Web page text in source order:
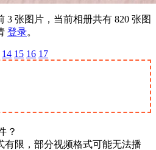
3 张图片，当前相册共有 820 张图
登录。
14 15 16 17
？
有限，部分视频格式可能无法播